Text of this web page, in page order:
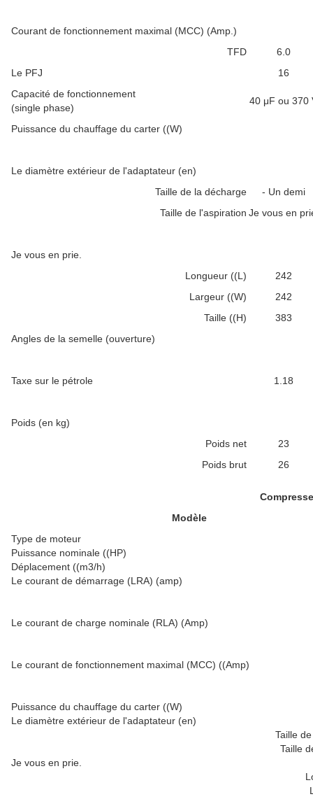
Courant de fonctionnement maximal (MCC) (Amp.)
TFD
6.0
Le PFJ
16
Capacité de fonctionnement
(single phase)
40 μF ou 370
Puissance du chauffage du carter ((W)
Le diamètre extérieur de l'adaptateur (en)
Taille de la décharge
- Un demi
Taille de l'aspiration Je vous en
Je vous en prie.
Longueur ((L)
242
Largeur ((W)
242
Taille ((H)
383
Angles de la semelle (ouverture)
Taxe sur le pétrole 1.18
Poids (en kg)
Poids net
23
Poids brut
26
Modèle
Type de moteur
Puissance nominale ((HP)
Déplacement ((m3/h)
Le courant de démarrage (LRA) (amp)
Le courant de charge nominale (RLA) (Amp)
Le courant de fonctionnement maximal (MCC) ((Amp)
Puissance du chauffage du carter ((W)
Le diamètre extérieur de l'adaptateur (en)
Taille
Taille
Je vous en prie.